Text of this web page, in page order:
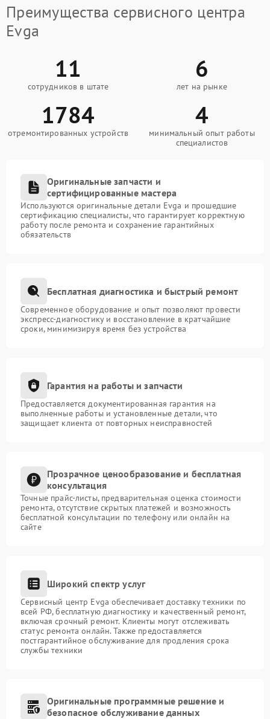
Преимущества сервисного центра
Evga
11
сотрудников в штате
6
лет на рынке
1784
отремонтированных устройств
4
минимальный опыт работы
специалистов
Оригинальные запчасти и
сертифицированные мастера
Используются оригинальные детали Evga и прошедшие
сертификацию специалисты, что гарантирует корректную
работу после ремонта и сохранение гарантийных
обязательств
Бесплатная диагностика и быстрый ремонт
Современное оборудование и опыт позволяют провести
экспресс-диагностику и восстановление в кратчайшие
сроки, минимизируя время без устройства
Гарантия на работы и запчасти
Предоставляется документированная гарантия на
выполненные работы и установленные детали, что
защищает клиента от повторных неисправностей
Прозрачное ценообразование и бесплатная
консультация
Точные прайс-листы, предварительная оценка стоимости
ремонта, отсутствие скрытых платежей и возможность
бесплатной консультации по телефону или онлайн на
сайте
Широкий спектр услуг
Сервисный центр Evga обеспечивает доставку техники по
всей РФ, бесплатную диагностику и качественный ремонт,
включая срочный ремонт. Клиенты могут отслеживать
статус ремонта онлайн. Также предоставляется
постгарантийное обслуживание для продления срока
службы техники
Оригинальные программные решение и
безопасное обслуживание данных